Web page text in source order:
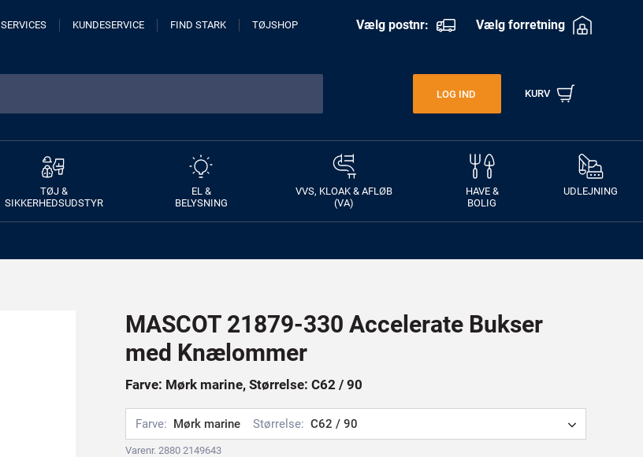
SERVICES KUNDESERVICE FIND STARK TØJSHOP Vælg postnr: Vælg forretning
LOG IND KURV
TØJ &
SIKKERHEDSUDSTYR
EL &
BELYSNING
VVS, KLOAK & AFLØB
(VA)
HAVE &
BOLIG
UDLEJNING
MASCOT 21879-330 Accelerate Bukser
med Knælommer
Farve: Mørk marine, Størrelse: C62 / 90
Farve: Mørk marine Størrelse: C62 / 90
Varenr. 2880 2149643